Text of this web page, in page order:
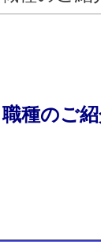
種のご